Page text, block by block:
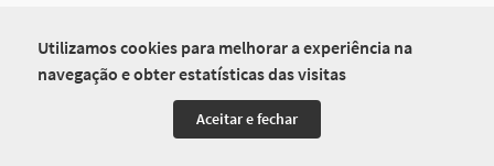
Utilizamos cookies para melhorar a experiência na
navegação e obter estatísticas das visitas
Aceitar e fechar